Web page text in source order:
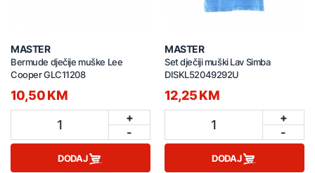
MASTER
Bermude dječije muške Lee
Cooper GLC11208
10,50 KM
1
+
-
DODAJ
MASTER
Set dječiji muški Lav Simba
DISKL52049292U
12,25 KM
1
+
-
DODAJ